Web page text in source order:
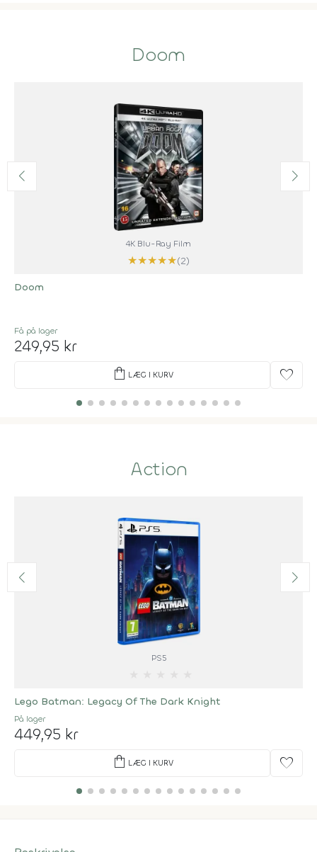
Doom
4K Blu-Ray Film
★★★★★(2)
Doom
Få på lager
249,95 kr
shopping_bag LÆG I KURV favorite
Action
PS5
Lego Batman: Legacy Of The Dark Knight
På lager
449,95 kr
shopping_bag LÆG I KURV favorite